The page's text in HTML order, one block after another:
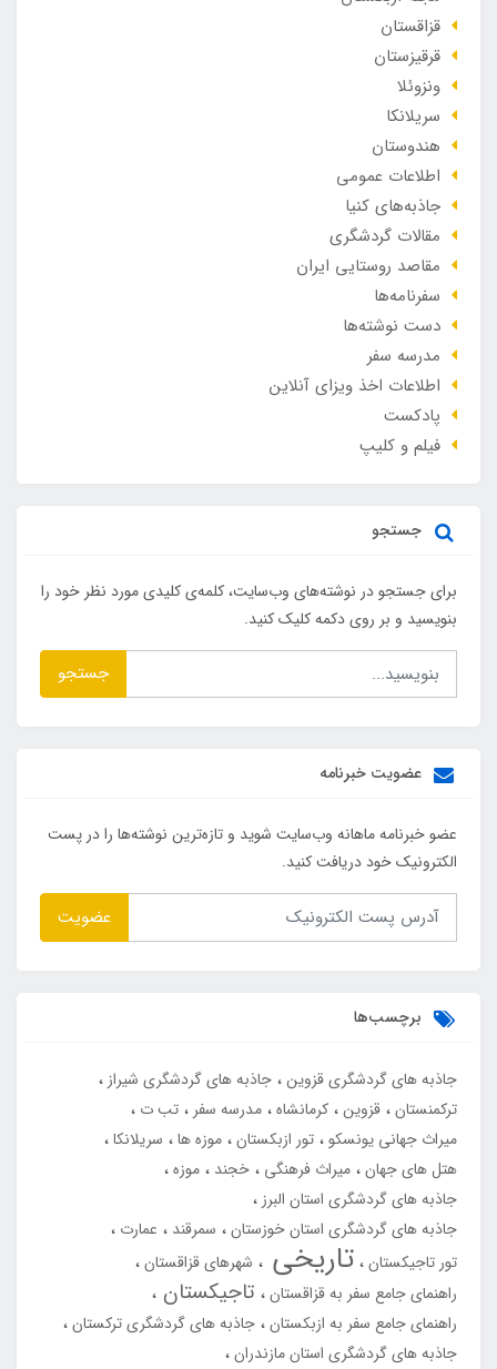
قزاقستان
قرقیزستان
ونزوئلا
سریلانکا
هندوستان
اطلاعات عمومی
جاذبه‌های کنیا
مقالات گردشگری
مقاصد روستایی ایران
سفرنامه‌ها
دست نوشته‌ها
مدرسه سفر
اطلاعات اخذ ویزای آنلاین
پادکست
فیلم و کلیپ
جستجو
برای جستجو در نوشته‌های وب‌سایت، کلمه‌ی کلیدی مورد نظر خود را
بنویسید و بر روی دکمه کلیک کنید.
جستجو
عضویت خبرنامه
عضو خبرنامه ماهانه وب‌سایت شوید و تازه‌ترین نوشته‌ها را در پست
الکترونیک خود دریافت کنید.
عضویت
برچسب‌ها
جاذبه های گردشگری قزوین جاذبه های گردشگری شیراز
ترکمنستان قزوین کرمانشاه مدرسه سفر
تب ت
میراث جهانی یونسکو تور ازبکستان موزه ها
سریلانکا
هتل های جهان میراث فرهنگی خجند
موزه
جاذبه های گردشگری استان البرز
جاذبه های گردشگری استان خوزستان
سمرقند
عمارت
تور تاجیکستان تاریخی
شهرهای قزاقستان
راهنمای جامع سفر به قزاقستان
تاجیکستان
راهنمای جامع سفر به ازبکستان جاذبه های گردشگری ترکستان
جاذبه های گردشگری استان مازندران